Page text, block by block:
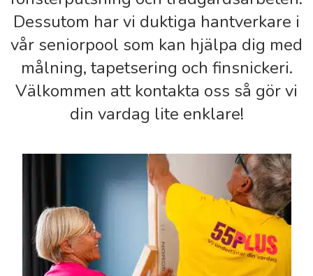
Dessutom har vi duktiga hantverkare i
vår seniorpool som kan hjälpa dig med
målning, tapetsering och finsnickeri.
Välkommen att kontakta oss så gör vi
din vardag lite enklare!